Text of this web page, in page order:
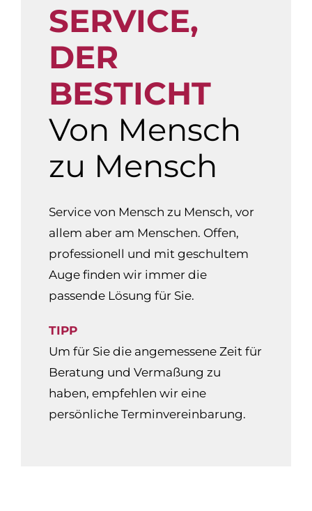
SERVICE,
DER
BESTICHT
Von Mensch
zu Mensch
Service von Mensch zu Mensch, vor
allem aber am Menschen. Offen,
professionell und mit geschultem
Auge finden wir immer die
passende Lösung für Sie.
TIPP
Um für Sie die angemessene Zeit für
Beratung und Vermaßung zu
haben, empfehlen wir eine
persönliche Terminvereinbarung.